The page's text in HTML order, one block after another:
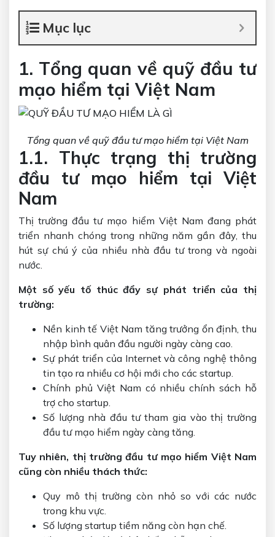
Mục lục
1. Tổng quan về quỹ đầu tư
mạo hiểm tại Việt Nam
Tổng quan về quỹ đầu tư mạo hiểm tại Việt Nam
1.1. Thực trạng thị trường
đầu tư mạo hiểm tại Việt
Nam
Thị trường đầu tư mạo hiểm Việt Nam đang phát
triển nhanh chóng trong những năm gần đây, thu
hút sự chú ý của nhiều nhà đầu tư trong và ngoài
nước.
Một số yếu tố thúc đẩy sự phát triển của thị
trường:
Nền kinh tế Việt Nam tăng trưởng ổn định, thu
nhập bình quân đầu người ngày càng cao.
Sự phát triển của Internet và công nghệ thông
tin tạo ra nhiều cơ hội mới cho các startup.
Chính phủ Việt Nam có nhiều chính sách hỗ
trợ cho startup.
Số lượng nhà đầu tư tham gia vào thị trường
đầu tư mạo hiểm ngày càng tăng.
Tuy nhiên, thị trường đầu tư mạo hiểm Việt Nam
cũng còn nhiều thách thức:
Quy mô thị trường còn nhỏ so với các nước
trong khu vực.
Số lượng startup tiềm năng còn hạn chế.